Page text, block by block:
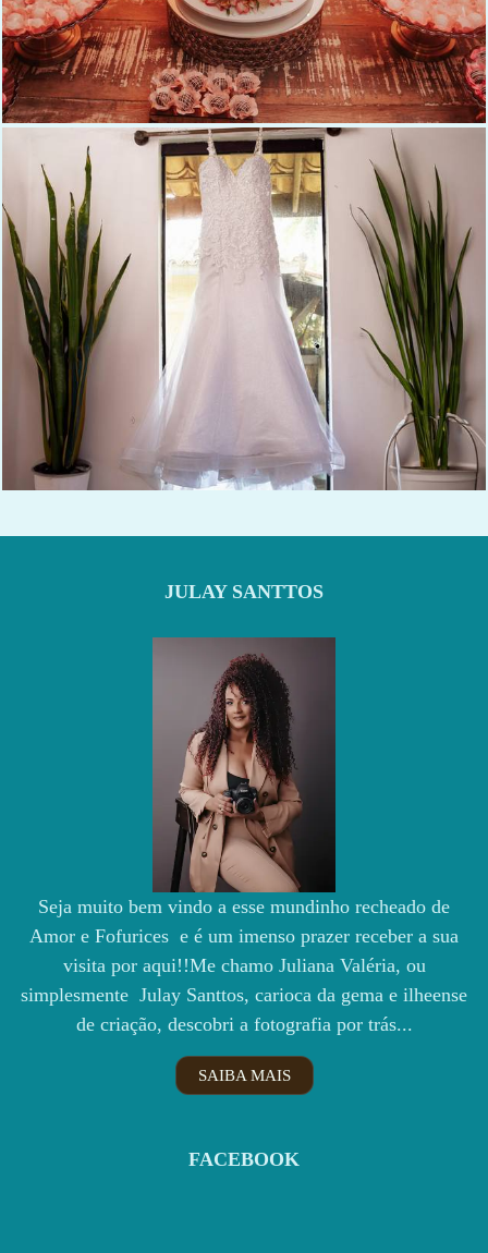
363 0
319 0
JULAY SANTTOS
Seja muito bem vindo a esse mundinho recheado de
Amor e Fofurices e é um imenso prazer receber a sua
visita por aqui!!Me chamo Juliana Valéria, ou
simplesmente Julay Santtos, carioca da gema e ilheense
de criação, descobri a fotografia por trás...
SAIBA MAIS
FACEBOOK